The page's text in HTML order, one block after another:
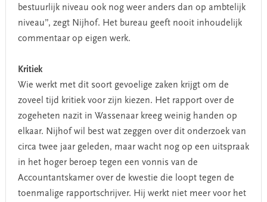
bestuurlijk niveau ook nog weer anders dan op ambtelijk
niveau”, zegt Nijhof. Het bureau geeft nooit inhoudelijk
commentaar op eigen werk.
Kritiek
Wie werkt met dit soort gevoelige zaken krijgt om de
zoveel tijd kritiek voor zijn kiezen. Het rapport over de
zogeheten nazit in Wassenaar kreeg weinig handen op
elkaar. Nijhof wil best wat zeggen over dit onderzoek van
circa twee jaar geleden, maar wacht nog op een uitspraak
in het hoger beroep tegen een vonnis van de
Accountantskamer over de kwestie die loopt tegen de
toenmalige rapportschrijver. Hij werkt niet meer voor het